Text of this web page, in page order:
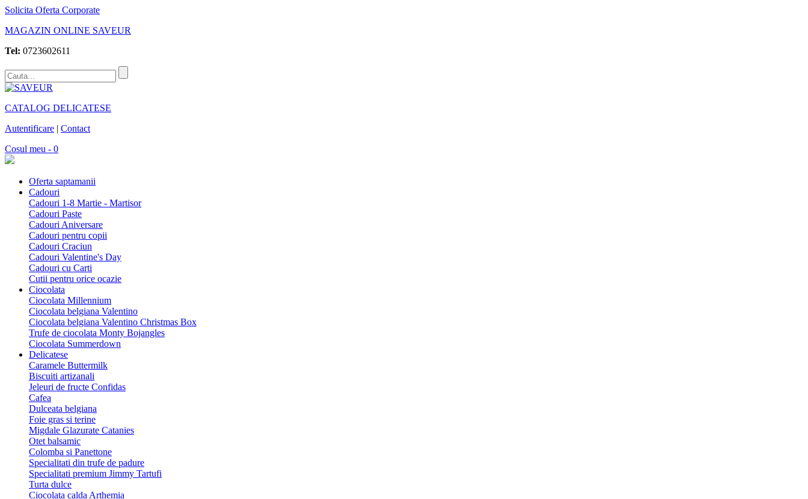
Solicita Oferta Corporate
MAGAZIN ONLINE SAVEUR
Tel: 0723602611
CATALOG DELICATESE
Autentificare | Contact
Cosul meu - 0
Oferta saptamanii
Cadouri
Cadouri 1-8 Martie - Martisor
Cadouri Paste
Cadouri Aniversare
Cadouri pentru copii
Cadouri Craciun
Cadouri Valentine's Day
Cadouri cu Carti
Cutii pentru orice ocazie
Ciocolata
Ciocolata Millennium
Ciocolata belgiana Valentino
Ciocolata belgiana Valentino Christmas Box
Trufe de ciocolata Monty Bojangles
Ciocolata Summerdown
Delicatese
Caramele Buttermilk
Biscuiti artizanali
Jeleuri de fructe Confidas
Cafea
Dulceata belgiana
Foie gras si terine
Migdale Glazurate Catanies
Otet balsamic
Colomba si Panettone
Specialitati din trufe de padure
Specialitati premium Jimmy Tartufi
Turta dulce
Ciocolata calda Arthemia